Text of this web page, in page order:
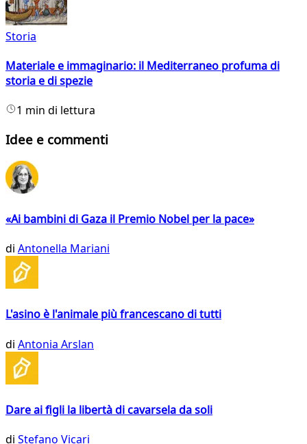
Storia
Materiale e immaginario: il Mediterraneo profuma di
storia e di spezie
1 min di lettura
Idee e commenti
«Ai bambini di Gaza il Premio Nobel per la pace»
di Antonella Mariani
L'asino è l'animale più francescano di tutti
di Antonia Arslan
Dare ai figli la libertà di cavarsela da soli
di Stefano Vicari